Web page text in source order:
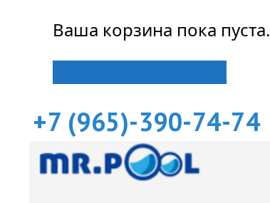
Ваша корзина пока пуста.
+7 (965)-390-74-74